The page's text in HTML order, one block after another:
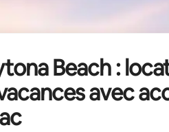
Beach :
avec